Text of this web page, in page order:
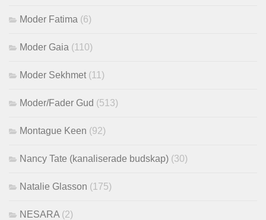
Moder Fatima (6)
Moder Gaia (110)
Moder Sekhmet (11)
Moder/Fader Gud (513)
Montague Keen (92)
Nancy Tate (kanaliserade budskap) (30)
Natalie Glasson (175)
NESARA (2)